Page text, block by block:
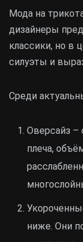
Мода на
дизайнеры
классики, но в
силуэты и
Среди
Оверсайз –
плеча,
ниже. Они